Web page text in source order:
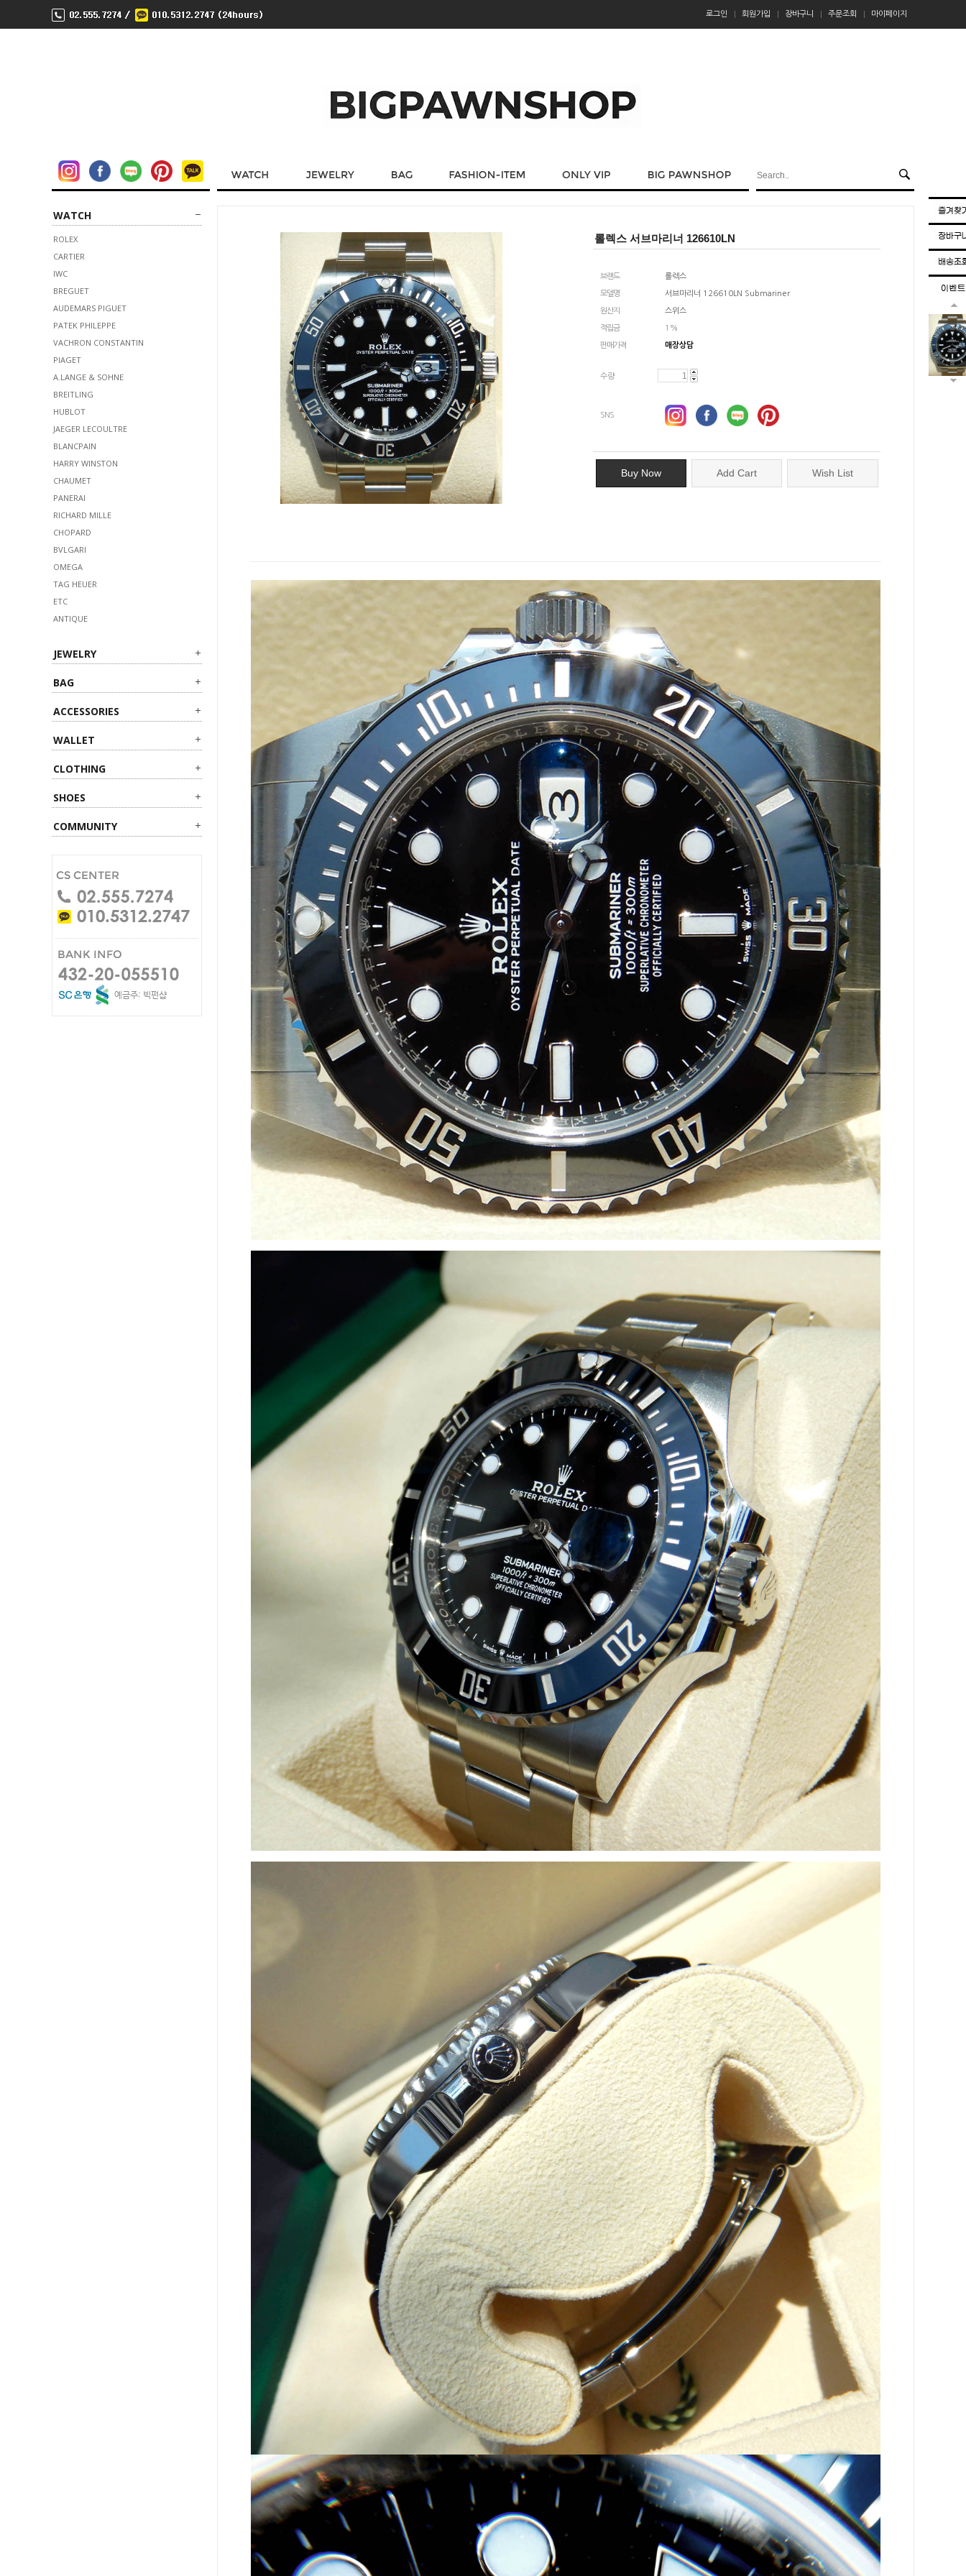
로그인 회원가입 장바구니 주문조회 마이페이지
WATCH
ROLEX
CARTIER
IWC
BREGUET
AUDEMARS PIGUET
PATEK PHILEPPE
VACHRON CONSTANTIN
PIAGET
A.LANGE & SOHNE
BREITLING
HUBLOT
JAEGER LECOULTRE
BLANCPAIN
HARRY WINSTON
CHAUMET
PANERAI
RICHARD MILLE
CHOPARD
BVLGARI
OMEGA
TAG HEUER
ETC
ANTIQUE
JEWELRY
BAG
ACCESSORIES
WALLET
CLOTHING
SHOES
COMMUNITY
롤렉스 서브마리너 126610LN
브랜드 롤렉스
모델명 서브마리너 126610LN Submariner
원산지 스위스
적립금 1%
판매가격 매장상담
수량
SNS
Buy Now Add Cart Wish List